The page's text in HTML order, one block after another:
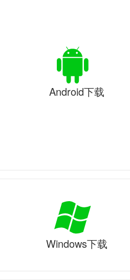
Android下载
Windows下载